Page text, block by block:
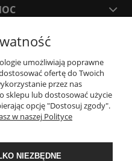
DOSTAWA
23, 41-708 Ruda Śląska | E-mail:
umożliwiają poprawne
ofertę do Twoich
przez nas
sklepu lub dostosować użycie
opcję "Dostosuj zgody".
w naszej Polityce
NIEZBĘDNE